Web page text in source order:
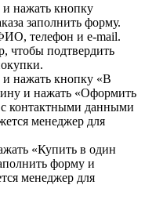
нажать кнопку
заполнить форму.
телефон и e-mail.
чтобы подтвердить
нажать кнопку «В
и нажать «Оформить
с контактными данными
менеджер для
«Купить в один
форму и
менеджер для